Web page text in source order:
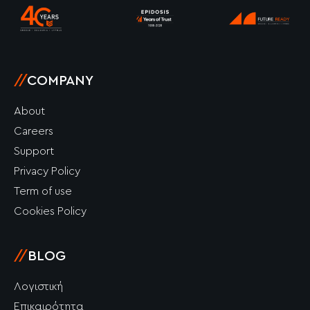
k
-
f
//COMPANY
About
Careers
Support
Privacy Policy
Term of use
Cookies Policy
//BLOG
Λογιστική
Επικαιρότητα